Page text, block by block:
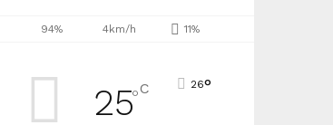
94% 4km/h 11%
25°C 26°